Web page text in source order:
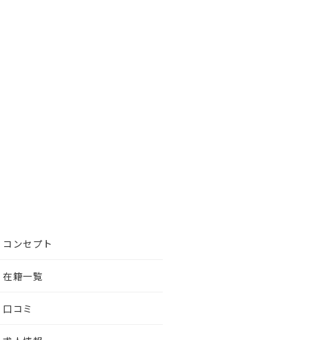
コンセプト
在籍一覧
口コミ